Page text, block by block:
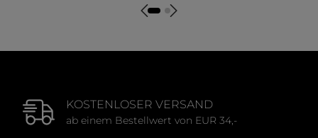
Durchschnittliche Bewertung von 5 von 5 Sternen
Durchschnittliche
KOSTENLOSER VERSAND
ab einem Bestellwert von EUR 34,-